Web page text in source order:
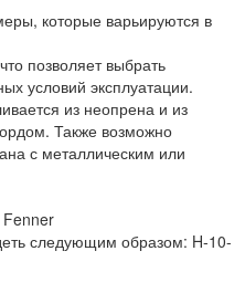
которые варьируются в
позволяет выбрать
условий эксплуатации.
из неопрена и из
Также возможно
с металлическим или
следующим образом: H-10-